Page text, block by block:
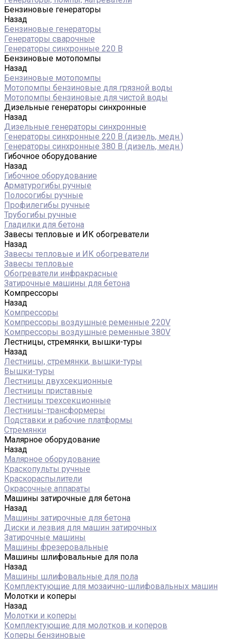
Бензиновые генераторы
Назад
Бензиновые генераторы
Генераторы сварочные
Генераторы синхронные 220 В
Бензиновые мотопомпы
Назад
Бензиновые мотопомпы
Мотопомпы бензиновые для грязной воды
Мотопомпы бензиновые для чистой воды
Дизельные генераторы синхронные
Назад
Дизельные генераторы синхронные
Генераторы синхронные 220 В (дизель, медн.)
Генераторы синхронные 380 В (дизель, медн.)
Гибочное оборудование
Назад
Гибочное оборудование
Арматурогибы ручные
Полосогибы ручные
Профилегибы ручные
Трубогибы ручные
Гладилки для бетона
Завесы тепловые и ИК обогреватели
Назад
Завесы тепловые и ИК обогреватели
Завесы тепловые
Обогреватели инфракрасные
Затирочные машины для бетона
Компрессоры
Назад
Компрессоры
Компрессоры воздушные ременные 220V
Компрессоры воздушные ременные 380V
Лестницы, стремянки, вышки-туры
Назад
Лестницы, стремянки, вышки-туры
Вышки-туры
Лестницы двухсекционные
Лестницы приставные
Лестницы трехсекционные
Лестницы-трансформеры
Подставки и рабочие платформы
Стремянки
Малярное оборудование
Назад
Малярное оборудование
Краскопульты ручные
Краскораспылители
Окрасочные аппараты
Машины затирочные для бетона
Назад
Машины затирочные для бетона
Диски и лезвия для машин затирочных
Затирочные машины
Машины фрезеровальные
Машины шлифовальные для пола
Назад
Машины шлифовальные для пола
Комплектующие для мозаично-шлифовальных машин
Молотки и коперы
Назад
Молотки и коперы
Комплектующие для молотков и коперов
Коперы бензиновые